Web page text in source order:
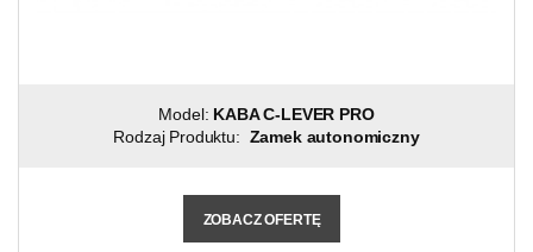
Model: KABA C-LEVER PRO
Rodzaj Produktu: Zamek autonomiczny
ZOBACZ OFERTĘ